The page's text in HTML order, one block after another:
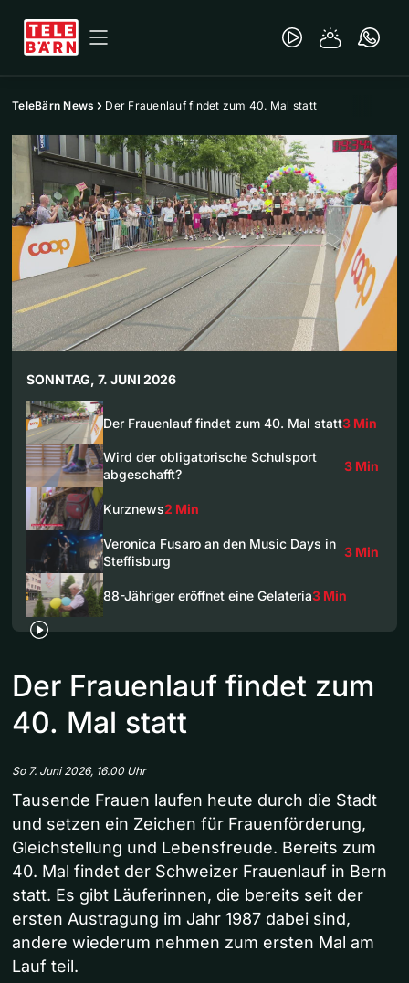
TeleBärn News Der Frauenlauf findet zum 40. Mal statt
SONNTAG, 7. JUNI 2026
Der Frauenlauf findet zum 40. Mal statt3 Min
Wird der obligatorische Schulsport
abgeschafft?
3 Min
Kurznews2 Min
Veronica Fusaro an den Music Days in
Steffisburg
3 Min
88-Jähriger eröffnet eine Gelateria3 Min
Der Frauenlauf findet zum
40. Mal statt
So 7. Juni 2026, 16.00 Uhr
Tausende Frauen laufen heute durch die Stadt
und setzen ein Zeichen für Frauenförderung,
Gleichstellung und Lebensfreude. Bereits zum
40. Mal findet der Schweizer Frauenlauf in Bern
statt. Es gibt Läuferinnen, die bereits seit der
ersten Austragung im Jahr 1987 dabei sind,
andere wiederum nehmen zum ersten Mal am
Lauf teil.